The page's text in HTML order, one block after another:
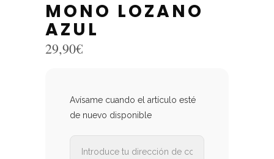
MONO LOZANO
AZUL
29,90€
Avísame cuando el artículo esté
de nuevo disponible